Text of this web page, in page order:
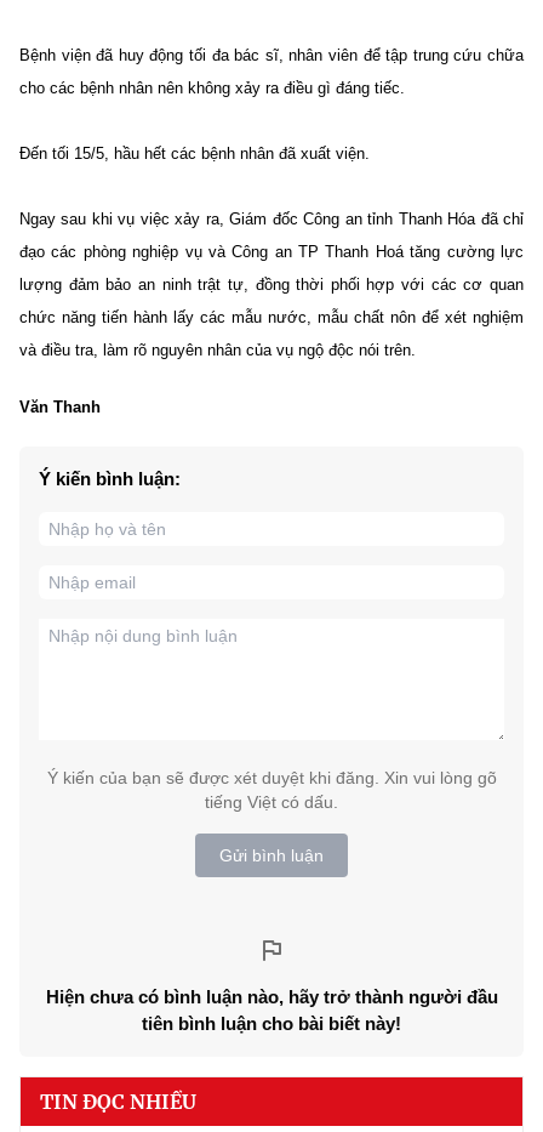
Bệnh viện đã huy động tối đa bác sĩ, nhân viên để tập trung cứu chữa
cho các bệnh nhân nên không xảy ra điều gì đáng tiếc.
Đến tối 15/5, hầu hết các bệnh nhân đã xuất viện.
Ngay sau khi vụ việc xảy ra, Giám đốc Công an tỉnh Thanh Hóa đã chỉ
đạo các phòng nghiệp vụ và Công an TP Thanh Hoá tăng cường lực
lượng đảm bảo an ninh trật tự, đồng thời phối hợp với các cơ quan
chức năng tiến hành lấy các mẫu nước, mẫu chất nôn để xét nghiệm
và điều tra, làm rõ nguyên nhân của vụ ngộ độc nói trên.
Văn Thanh
Ý kiến bình luận:
Ý kiến của bạn sẽ được xét duyệt khi đăng. Xin vui lòng gõ
tiếng Việt có dấu.
Gửi bình luận
Hiện chưa có bình luận nào, hãy trở thành người đầu
tiên bình luận cho bài biết này!
TIN ĐỌC NHIỀU